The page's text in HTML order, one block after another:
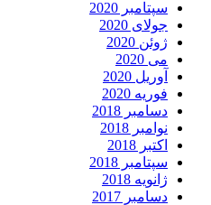
سپتامبر 2020
جولای 2020
ژوئن 2020
می 2020
آوریل 2020
فوریه 2020
دسامبر 2018
نوامبر 2018
اکتبر 2018
سپتامبر 2018
ژانویه 2018
دسامبر 2017